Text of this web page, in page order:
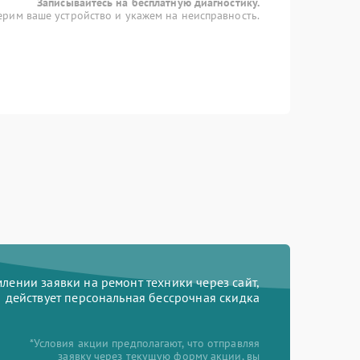
ваше устройство и укажем на неисправность.
заявки на ремонт техники через сайт,
действует персональная бессрочная скидка
*Условия акции предполагают, что отправляя
заявку через текущую форму акции, вы